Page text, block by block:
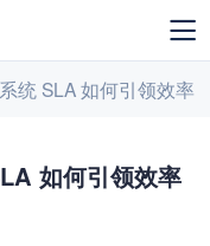
统 SLA 如何引领效率
如何引领效率